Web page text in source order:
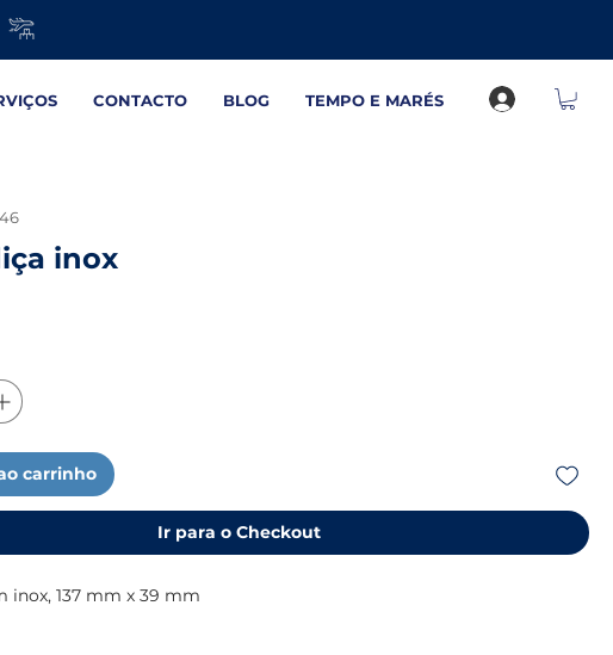
CONTACTO BLOG TEMPO E MARÉS
inox
carrinho
Ir para o Checkout
inox, 137 mm x 39 mm